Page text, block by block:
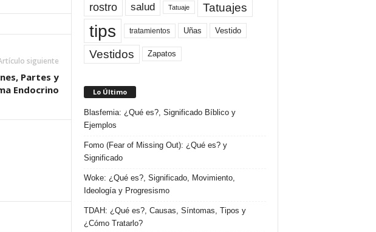
siguiente
Partes y
Endocrino
rostro salud Tatuaje Tatuajes
tips tratamientos Uñas Vestido
Vestidos Zapatos
Lo Último
Blasfemia: ¿Qué es?, Significado Bíblico y
Ejemplos
Fomo (Fear of Missing Out): ¿Qué es? y
Significado
Woke: ¿Qué es?, Significado, Movimiento,
Ideología y Progresismo
TDAH: ¿Qué es?, Causas, Síntomas, Tipos y
¿Cómo Tratarlo?